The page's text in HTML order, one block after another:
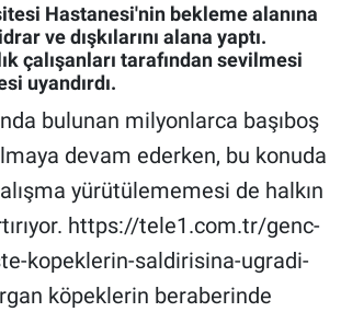
Hastanesi'nin bekleme alanına
ve dışkılarını alana yaptı.
çalışanları tarafından sevilmesi
uyandırdı.
bulunan milyonlarca başıboş
devam ederken, bu konuda
yürütülememesi de halkın
https://tele1.com.tr/genc-
kopeklerin-saldirisina-ugradi-
köpeklerin beraberinde